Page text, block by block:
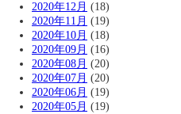
2020年12月 (18)
2020年11月 (19)
2020年10月 (18)
2020年09月 (16)
2020年08月 (20)
2020年07月 (20)
2020年06月 (19)
2020年05月 (19)